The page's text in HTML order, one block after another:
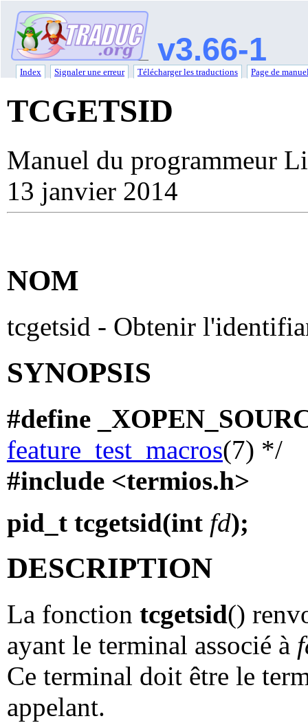
v3.66-1
Index Signaler une erreur Télécharger les traductions Page de
TCGETSID
Manuel du programmeur
13 janvier 2014
NOM
tcgetsid - Obtenir
SYNOPSIS
#define
feature_test_macros(7) */
#include <termios.h>
pid_t tcgetsid(int fd);
DESCRIPTION
La fonction tcgetsid()
ayant le terminal associé à
Ce terminal doit être le
appelant.